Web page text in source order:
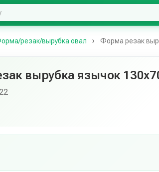
резак/вырубка овал Форма резак
вырубка язычок